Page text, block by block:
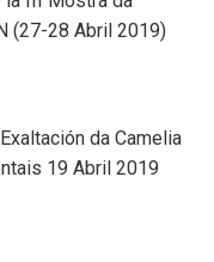
(27-28 Abril 2019)
da Camelia
19 Abril 2019